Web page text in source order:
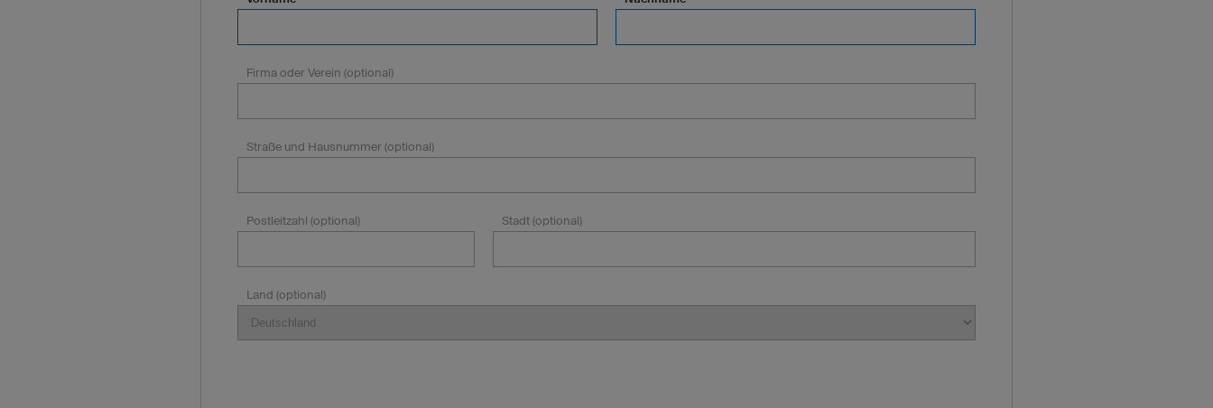
Firma oder Verein (optional)
Straße und Hausnummer (optional)
Postleitzahl (optional) Stadt (optional)
Land (optional)